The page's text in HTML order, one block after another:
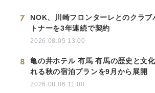
7
NOK、川崎フロンターレとのクラブ
トナーを3年連続で契約
2026.08.05 13:00
8
亀の井ホテル 有馬 有馬の歴史と文
れる秋の宿泊プランを9月から展開
2026.08.06 11:00